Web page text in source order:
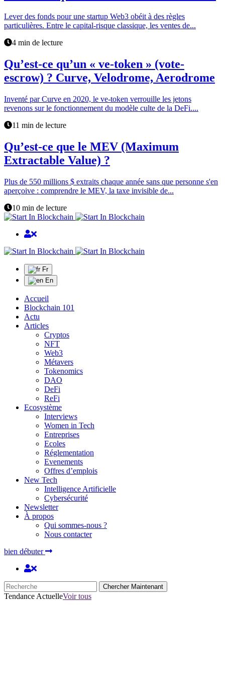
Lever des fonds pour une startup Web3 obéit à des règles
particulières. Entre le capital-risque classique, les ventes de...
4 min de lecture
Qu’est-ce qu’un « ve-token » (vote-
escrow) ? Curve, Velodrome, Aerodrome
Inventé par Curve en 2020, le ve-token verrouille les jetons
revenons sur le fonctionnement du modèle culte de la DeFi....
11 min de lecture
Qu’est-ce que le MEV (Maximum
Extractable Value) ?
Plus de 550 millions $ extraits chaque année sans que personne s'en
aperçoive : comprendre le MEV, la taxe invisible de...
10 min de lecture
Fr
En
Accueil
Blockchain 101
Actu
Articles
Cryptos
NFT
Web3
Métavers
Tokenomics
DAO
DeFi
ReFi
Ecosystème
Interviews
Women in Tech
Entreprises
Ecoles
Réglementation
Evenements
Offres d’emplois
New Tech
Intelligence Artificielle
Cybersécurité
Newsletter
À propos
Qui sommes-nous ?
Nous contacter
bien débuter
Chercher Maintenant
Tendance ActuelleVoir tous